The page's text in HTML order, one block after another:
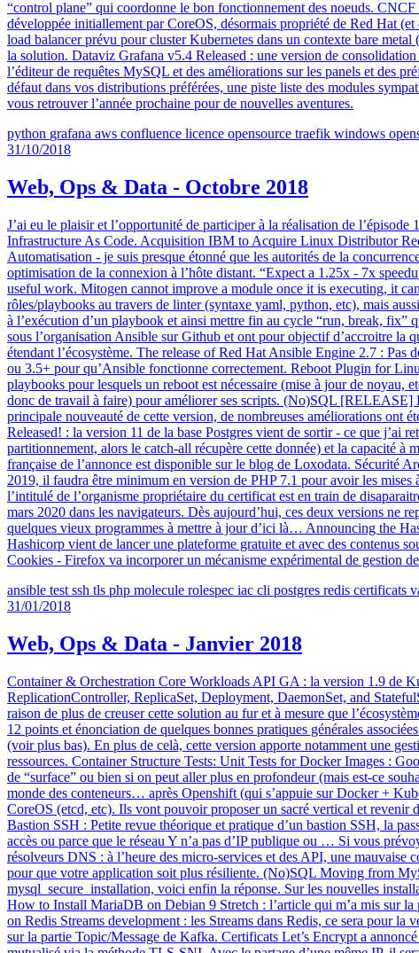
“control plane” qui coordonne le bon fonctionnement des noeuds.
développée initiallement par CoreOS, désormais propriété de Red Hat
load balancer prévu pour cluster Kubernetes dans un contexte bare
la solution. Dataviz Grafana v5.4 Released : une version de
l’éditeur de requêtes MySQL et des améliorations sur les panels et des
défaut dans vos distributions préférées, une piste liste des modules
vous retrouver l’année prochaine pour de nouvelles aventures.
python grafana aws confluence licence opensource traefik windows
31/10/2018
Web, Ops & Data - Octobre 2018
J’ai eu le plaisir et l’opportunité de participer à la réalisation de
Infrastructure As Code. Acquisition IBM to Acquire Linux Distributor
Automatisation - je suis presque étonné que les autorités de la
optimisation de la connexion à l’hôte distant. “Expect a 1.25x - 7x
useful work. Mitogen cannot improve a module once it is executing, it
rôles/playbooks au travers de linter (syntaxe yaml, python, etc), mais
à l’exécution d’un playbook et ainsi mettre fin au cycle “run, break,
sous l’organisation Ansible sur Github et ont pour objectif d’accroitre la
étendant l’écosystème. The release of Red Hat Ansible Engine 2.7 :
ou 3.5+ pour qu’Ansible fonctionne correctement. Reboot Plugin for
playbooks pour lesquels un reboot est nécessaire (mise à jour de
donc de travail à faire) pour améliorer ses scripts. (No)SQL [RELEASE]
principale nouveauté de cette version, de nombreuses améliorations ont
Released! : la version 11 de la base Postgres vient de sortir - ce que j’ai
partitionnement, alors le catch-all récupère cette donnée) et la capacité à
française de l’annonce est disponible sur le blog de Loxodata. Sécurité
2019, il faudra être minimum en version de PHP 7.1 pour avoir les
l’intitulé de l’organisme propriétaire du certificat est en train de
mars 2020 dans les navigateurs. Dès aujourd’hui, ces deux versions ne
quelques vieux programmes à mettre à jour d’ici là… Announcing the
Hashicorp vient de lancer une plateforme gratuite et avec des contenus
Cookies - Firefox va incorporer un mécanisme expérimental de gestion
ansible test ssh tls php molecule rolespec iac cli postgres redis certificats
31/01/2018
Web, Ops & Data - Janvier 2018
Container & Orchestration Core Workloads API GA : la version 1.9 de
ReplicationController, ReplicaSet, Deployment, DaemonSet, and
raison de plus de creuser cette solution au fur et à mesure que
12 points et énonciation de quelques bonnes pratiques générales
(voir plus bas). En plus de celà, cette version apporte notamment une
ressources. Container Structure Tests: Unit Tests for Docker Images :
de “surface” ou bien si on peut aller plus en profondeur (mais est-ce
monde des conteneurs… après Openshift (qui s’appuie sur Docker +
CoreOS (etcd, etc). Ils vont pouvoir proposer un sacré vertical et
Bastion SSH : Petite revue théorique et pratique d’un bastion SSH, la
accès ou parce que le réseau Y n’a pas d’IP publique ou … Si vous
résolveurs DNS : à l’heure des micro-services et des API, une
pour que votre application soit plus résiliente. (No)SQL Moving from
mysql_secure_installation, voici enfin la réponse. Sur les nouvelles
How to Install MariaDB on Debian 9 Stretch : l’article qui m’a mis sur
on Redis Streams development : les Streams dans Redis, ce sera pour
sur la partie Topic/Message de Kafka. Certificats Let’s Encrypt a